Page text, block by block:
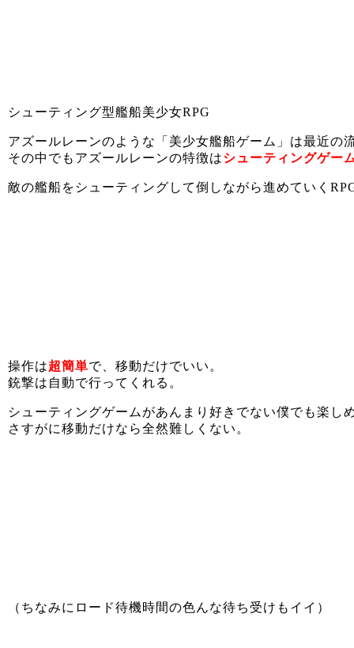
シューティング型艦船美少女RPG
アズールレーンのような「美少女艦船ゲーム」は最近の
その中でもアズールレーンの特徴はシューティングゲー
敵の艦船をシューティングして倒しながら進めていく
操作は超簡単で、移動だけでいい。
銃撃は自動で行ってくれる。
シューティングゲームがあんまり好きでない僕でも楽し
さすがに移動だけなら全然難しくない。
（ちなみにロード待機時間の色んな待ち受けもイイ）